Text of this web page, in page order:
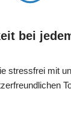
bei
stressfrei mit